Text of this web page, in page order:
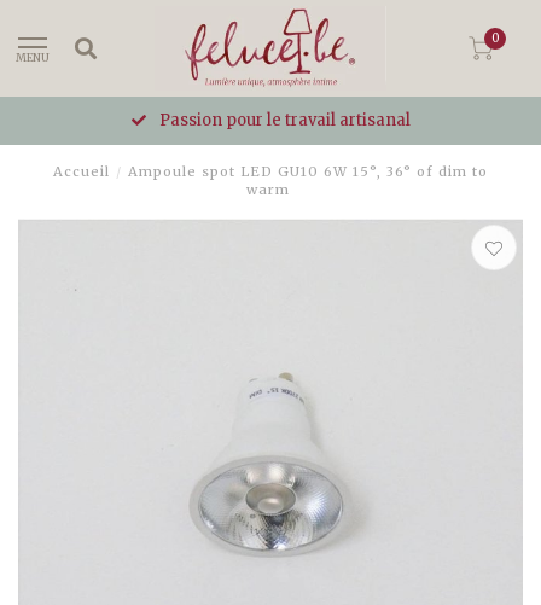
MENU
0
Passion pour le travail artisanal
Accueil / Ampoule spot LED GU10 6W 15°, 36° of dim to
warm